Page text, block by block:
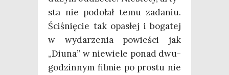
sta nie podo­łał temu zada­niu.
Ści­śnię­cie tak opa­słej i boga­tej
w wyda­rze­nia powie­ści jak
„Diu­na” w nie­wie­le ponad dwu­
go­dzin­nym fil­mie po pro­stu nie